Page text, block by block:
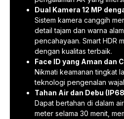
Dual Kamera 12 MP
Sistem kamera canggih
detail tajam dan warna
pencahayaan. Smart HDR
dengan kualitas terbaik.
Face ID yang Aman dan
Nikmati keamanan tingkat
teknologi pengenalan
Tahan Air dan Debu
Dapat bertahan di dalam
meter selama 30 menit,